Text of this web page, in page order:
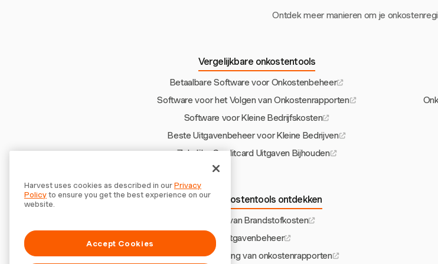
Ontdek meer manieren om je
Vergelijkbare onkostentools
Betaalbare Software voor Onkostenbeheer
Software voor het Volgen van Onkostenrapporten
Software voor Kleine Bedrijfskosten
Beste Uitgavenbeheer voor Kleine Bedrijven
Zakelijke Creditcard Uitgaven Bijhouden
Meer onkostentools ontdekken
Beheer van Brandstofkosten
Uitgavenbeheer
Hoe goedkeuring van onkostenrapporten
Harvest uses cookies as described in ourPrivacy
Policyto ensure you get the best experience on our
website.
Accept Cookies